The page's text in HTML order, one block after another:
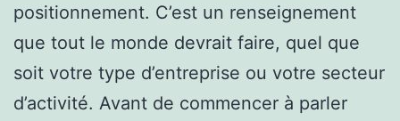
positionnement. C’est un renseignement
que tout le monde devrait faire, quel que
soit votre type d’entreprise ou votre secteur
d’activité. Avant de commencer à parler